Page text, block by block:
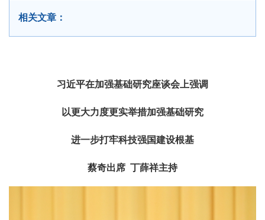
相关文章：
习近平在加强基础研究座谈会上强调
以更大力度更实举措加强基础研究
进一步打牢科技强国建设根基
蔡奇出席 丁薛祥主持